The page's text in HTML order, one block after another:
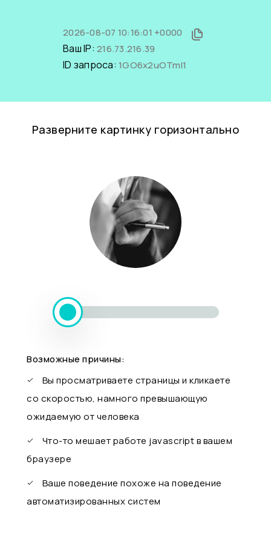
2026-08-07 10:16:01 +0000
Ваш IP: 216.73.216.39
ID запроса: 1GO6x2uOTmI1
Разверните картинку горизонтально
Возможные причины:
Вы просматриваете страницы и кликаете
со скоростью, намного превышающую
ожидаемую от человека
Что-то мешает работе javascript в вашем
браузере
Ваше поведение похоже на поведение
автоматизированных систем